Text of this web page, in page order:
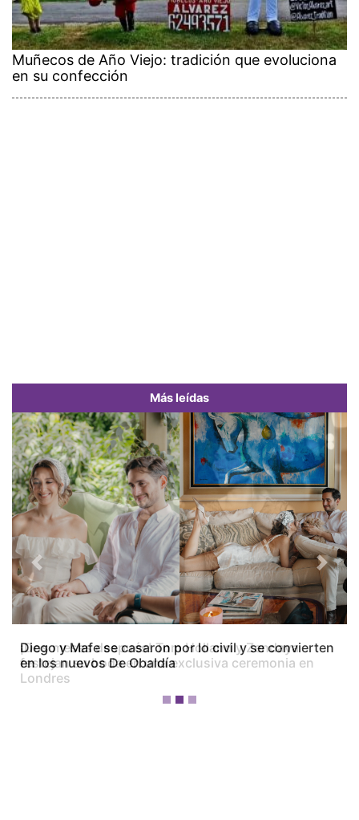
Muñecos de Año Viejo: tradición que evoluciona
en su confección
Más leídas
Diego y Mafe se casaron por lo civil y se convierten
en los nuevos De Obaldía
Previous Next